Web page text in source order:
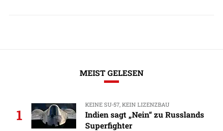
MEIST GELESEN
1
KEINE SU-57, KEIN LIZENZBAU
Indien sagt „Nein“ zu Russlands
Superfighter